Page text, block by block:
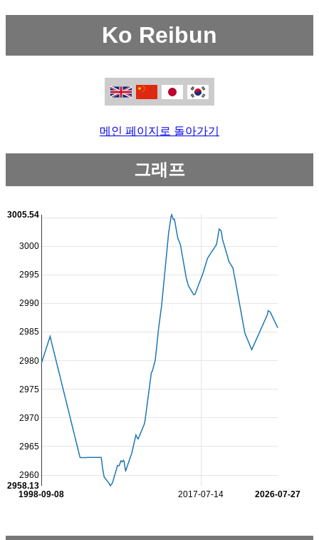
Ko Reibun
메인 페이지로 돌아가기
그래프
2017-07-14
1998-09-08 2026-07-27
2960
2965
2970
2975
2980
2985
2990
2995
3000
2958.13
3005.54